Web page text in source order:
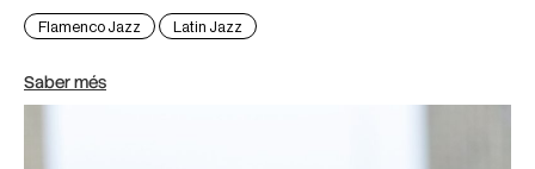
Flamenco Jazz Latin Jazz
Saber més